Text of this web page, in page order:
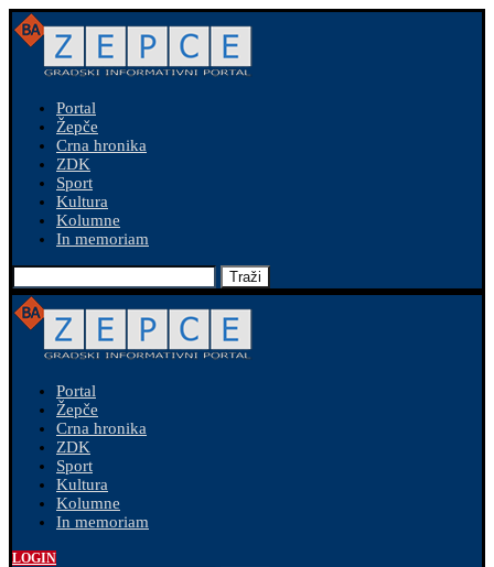
Portal
Žepče
Crna hronika
ZDK
Sport
Kultura
Kolumne
In memoriam
Traži
Portal
Žepče
Crna hronika
ZDK
Sport
Kultura
Kolumne
In memoriam
LOGIN